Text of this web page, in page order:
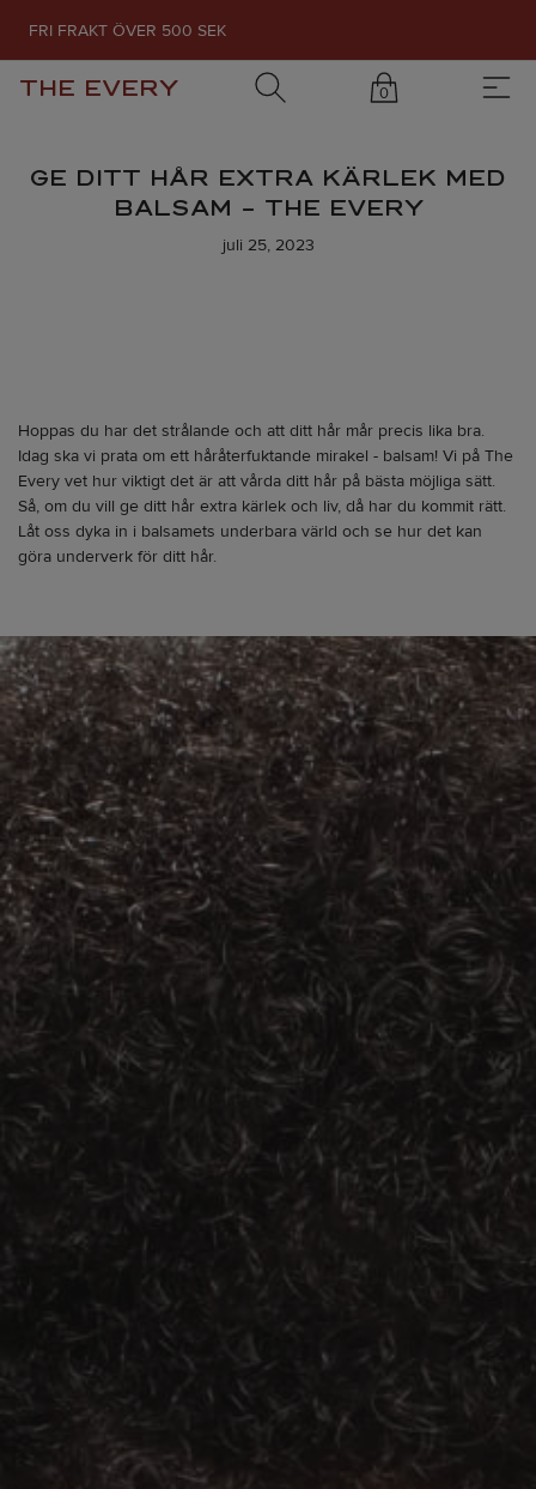
FRI FRAKT ÖVER 500 SEK
THE EVERY 0
GE DITT HÅR EXTRA KÄRLEK MED
BALSAM – THE EVERY
juli 25, 2023
Hoppas du har det strålande och att ditt hår mår precis lika bra.
Idag ska vi prata om ett håråterfuktande mirakel - balsam! Vi på The
Every vet hur viktigt det är att vårda ditt hår på bästa möjliga sätt.
Så, om du vill ge ditt hår extra kärlek och liv, då har du kommit rätt.
Låt oss dyka in i balsamets underbara värld och se hur det kan
göra underverk för ditt hår.